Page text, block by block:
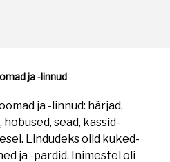
ja -linnud
ja -linnud: härjad,
sead, kassid-
Lindudeks olid kuked-
ja -pardid. Inimestel oli